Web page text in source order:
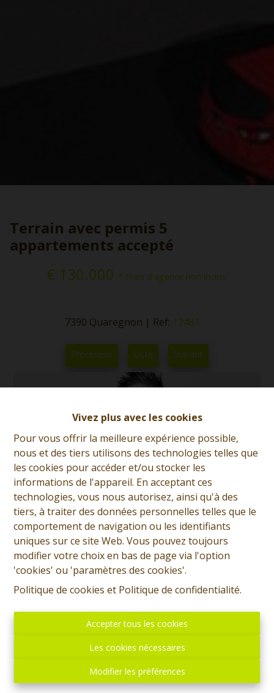
Vivez plus avec les cookies
Pour vous offrir la meilleure expérience possible,
nous et des tiers utilisons des technologies telles que
les cookies pour accéder et/ou stocker les
informations de l'appareil. En acceptant ces
technologies, vous nous autorisez, ainsi qu'à des
tiers, à traiter des données personnelles telles que le
comportement de navigation ou les identifiants
uniques sur ce site Web. Vous pouvez toujours
modifier votre choix en bas de page via l'option
'cookies' ou 'paramètres des cookies'.
Politique de cookies et Politique de confidentialité.
Accepter tous les cookies
Les cookies nécessaires
Modifier les préférences
Terrain avec permis 5
appartements accepté
€ 130.000 * Frais d'agence non inclus.
7390 Quaregnon | Ref: 12481
Précédent Liste Suivant
Romain Thomas
+32 (0)65 31 96 96
519 m² 930 m²